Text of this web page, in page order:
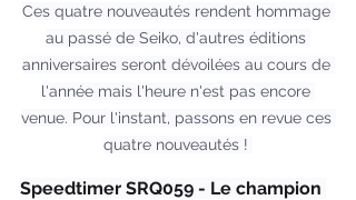
Ces quatre nouveautés rendent hommage
au passé de Seiko, d'autres éditions
anniversaires seront dévoilées au cours de
l'année mais l'heure n'est pas encore
venue. Pour l'instant, passons en revue ces
quatre nouveautés !
Speedtimer SRQ059 - Le champion